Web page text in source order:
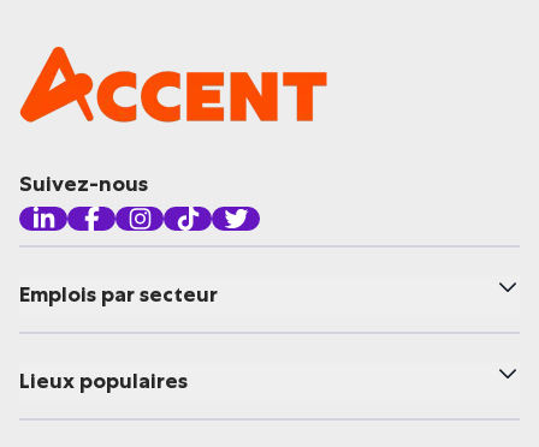
Suivez-nous
Emplois par secteur
Lieux populaires